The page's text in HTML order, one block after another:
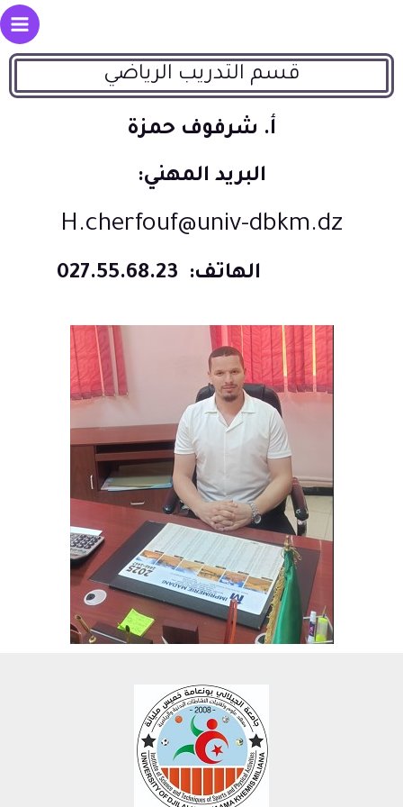
قسم التدريب الرياضي
أ. شرفوف حمزة
البريد المهني:
H.cherfouf@univ-dbkm.dz
الهاتف: 027.55.68.23